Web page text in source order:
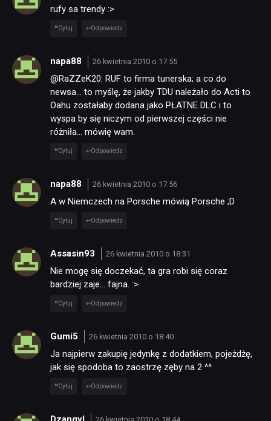
rufy sa trendy :>
Cytuj Odpowiedz
napa88 26 kwietnia 2010 o 17:55
@RaZZeK20: RUF to firma tunerska; a co do
newsa… to myślę, że jakby TDU należało do Acti to
Oahu zostałaby dodana jako PŁATNE DLC i to
wyspa by się niczym od pierwszej części nie
różniła… mówię wam.
Cytuj Odpowiedz
napa88 26 kwietnia 2010 o 17:56
A w Niemczech na Porsche mówią Porsche ;D
Cytuj Odpowiedz
Assasin93 26 kwietnia 2010 o 18:31
Nie mogę się doczekać, ta gra robi się coraz
bardziej zaje… fajna. :>
Cytuj Odpowiedz
Gumi5 26 kwietnia 2010 o 18:40
Ja najpierw zakupię jedynkę z dodatkiem, pojeżdżę,
jak się spodoba to zaostrzę zęby na 2 ^^
Cytuj Odpowiedz